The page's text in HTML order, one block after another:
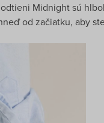
Midnight sú
od začiatku, aby